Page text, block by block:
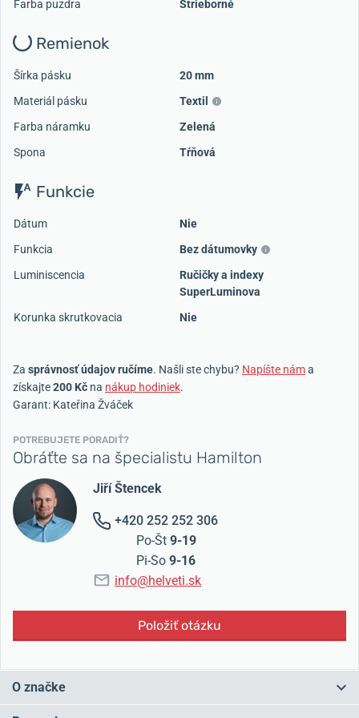
Farba puzdra Strieborné
Remienok
Šírka pásku
20 mm
Materiál pásku
Textil
Farba náramku
Zelená
Spona
Tŕňová
Funkcie
Dátum
Nie
Funkcia
Bez dátumovky
Luminiscencia
Ručičky a indexy
SuperLuminova
Korunka skrutkovacia
Nie
Za správnosť údajov ručíme. Našli ste chybu? Napíšte náma
získajte200 Kč na nákup hodiniek.
Garant: Kateřina Žváček
POTREBUJETE PORADIŤ?
Obráťte sa na špecialistu Hamilton
Jiří Štencek
+420 252 252 306
Po-Št 9-19
Pi-So 9-16
info@helveti.sk
Položiť otázku
O značke
Hamilton